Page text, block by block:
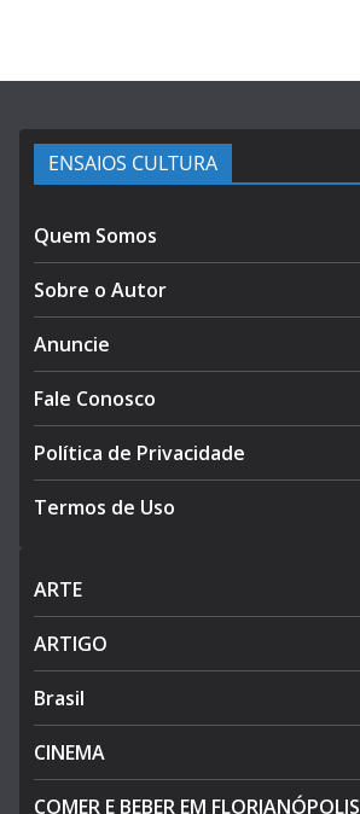
ENSAIOS CULTURA
Quem Somos
Sobre o Autor
Anuncie
Fale Conosco
Política de Privacidade
Termos de Uso
ARTE
ARTIGO
Brasil
CINEMA
COMER E BEBER EM FLORIANÓPOLIS